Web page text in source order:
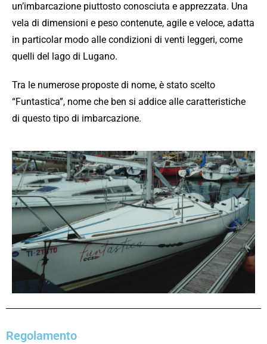
un’imbarcazione piuttosto conosciuta e apprezzata. Una
vela di dimensioni e peso contenute, agile e veloce, adatta
in particolar modo alle condizioni di venti leggeri, come
quelli del lago di Lugano.
Tra le numerose proposte di nome, è stato scelto
“Funtastica”, nome che ben si addice alle caratteristiche
di questo tipo di imbarcazione.
Regolamento